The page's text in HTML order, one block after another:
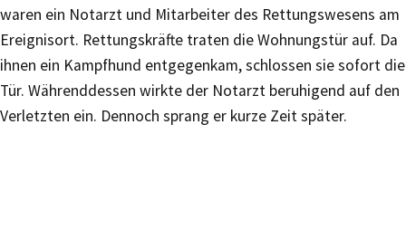
waren ein Notarzt und Mitarbeiter des Rettungswesens am
Ereignisort. Rettungskräfte traten die Wohnungstür auf. Da
ihnen ein Kampfhund entgegenkam, schlossen sie sofort die
Tür. Währenddessen wirkte der Notarzt beruhigend auf den
Verletzten ein. Dennoch sprang er kurze Zeit später.